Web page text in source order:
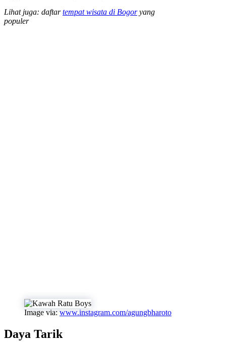
Lihat juga: daftartempat wisata di Bogoryang
populer
Image via: www.instagram.com/agungbharoto
Daya Tarik